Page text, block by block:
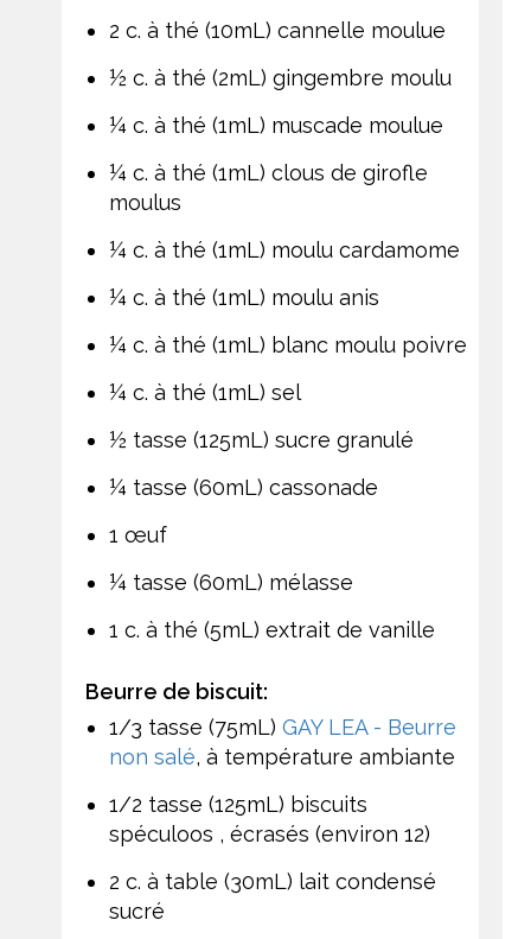
2 c. à thé (10mL) cannelle moulue
½ c. à thé (2mL) gingembre moulu
¼ c. à thé (1mL) muscade moulue
¼ c. à thé (1mL) clous de girofle
moulus
¼ c. à thé (1mL) moulu cardamome
¼ c. à thé (1mL) moulu anis
¼ c. à thé (1mL) blanc moulu poivre
¼ c. à thé (1mL) sel
½ tasse (125mL) sucre granulé
¼ tasse (60mL) cassonade
1 œuf
¼ tasse (60mL) mélasse
1 c. à thé (5mL) extrait de vanille
Beurre de biscuit:
1/3 tasse (75mL) GAY LEA - Beurre
non salé, à température ambiante
1/2 tasse (125mL) biscuits
spéculoos , écrasés (environ 12)
2 c. à table (30mL) lait condensé
sucré